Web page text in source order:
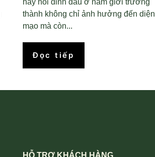
hay hói đỉnh đầu ở nam giới trưởng
thành không chỉ ảnh hưởng đến diện
mạo mà còn...
Đọc tiếp